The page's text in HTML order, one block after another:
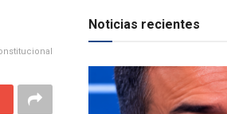
Noticias recientes